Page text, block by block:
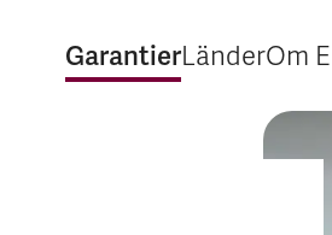
GarantierExpandera Garantier
LänderExpandera
Om